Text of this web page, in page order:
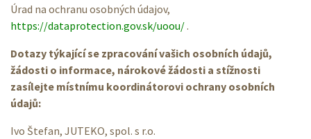
Úrad na ochranu osobných údajov,
https://dataprotection.gov.sk/uoou/ .
Dotazy týkající se zpracování vašich osobních údajů,
žádosti o informace, nárokové žádosti a stížnosti
zasílejte místnímu koordinátorovi ochrany osobních
údajů:
Ivo Štefan, JUTEKO, spol. s r.o.